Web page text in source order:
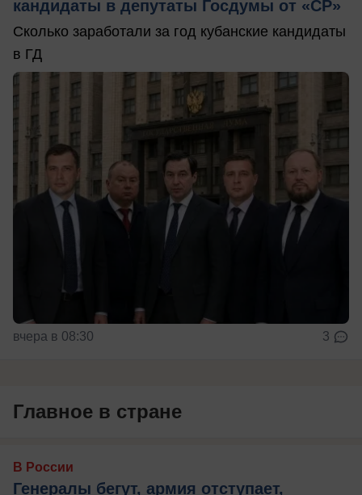
кандидаты в депутаты Госдумы от «СР»
Сколько заработали за год кубанские кандидаты
в ГД
вчера в 08:30 3
Главное в стране
В России
Генералы бегут, армия отступает,